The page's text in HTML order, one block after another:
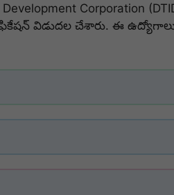
Corporation
విడుదల చేశారు. ఈ